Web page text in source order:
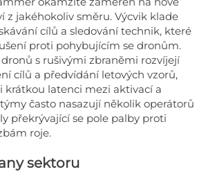
z jakéhokoliv směru. Výcvik klade
cílů a sledování technik, které
proti pohybujícím se dronům.
s rušivými zbraněmi rozvíjejí
cílů a předvídání letových vzorů,
krátkou latenci mezi aktivací a
často nasazují několik operátorů
překrývající se pole palby proti
roje.
sektoru